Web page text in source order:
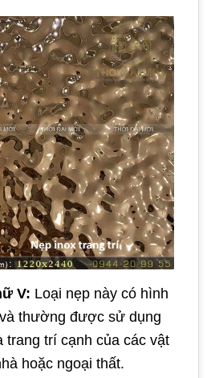
V: Loại nẹp này có hình
thường được sử dụng
trang trí cạnh của các vật
hoặc ngoại thất.